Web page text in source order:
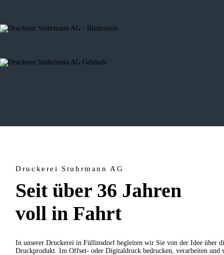
Druckerei Stuhrmann AG
Seit über 36 Jahren
voll in Fahrt
In unserer Druckerei in Füllinsdorf begleiten wir Sie von der Idee über
Druckprodukt. Im Offset- oder Digitaldruck bedrucken, verarbeiten und